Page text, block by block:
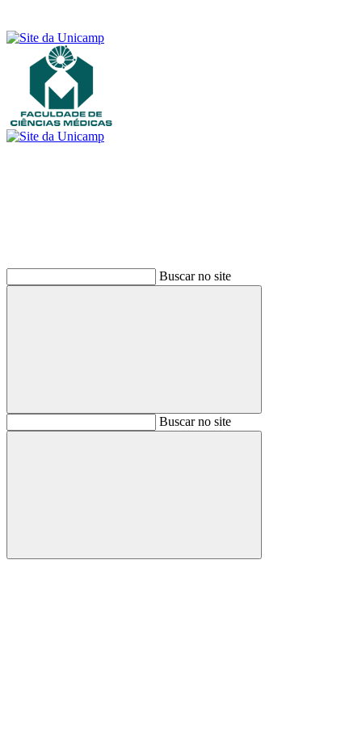
Buscar no site
BuscarBuscar no site
Buscar